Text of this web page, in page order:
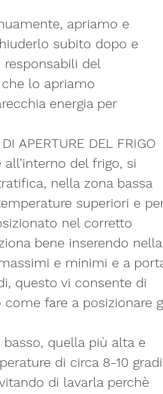
apriamo e
subito dopo e
del
lo apriamo
energia per
APERTURE DEL FRIGO
del frigo, si
nella zona bassa
superiori e
nel corretto
bene inserendo nella
e minimi e a
questo vi consente di
fare a posizionare
quella più alta e
di circa 8-10
di lavarla perchè